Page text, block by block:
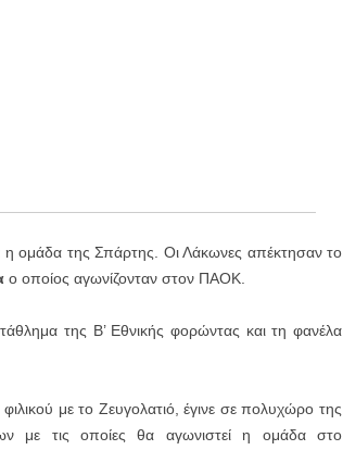
ομάδα της Σπάρτης. Οι Λάκωνες απέκτησαν το
ο οποίος αγωνίζονταν στον ΠΑΟΚ.
της Β’ Εθνικής φορώντας και τη φανέλα
με το Ζευγολατιό, έγινε σε πολυχώρο της
με τις οποίες θα αγωνιστεί η ομάδα στο